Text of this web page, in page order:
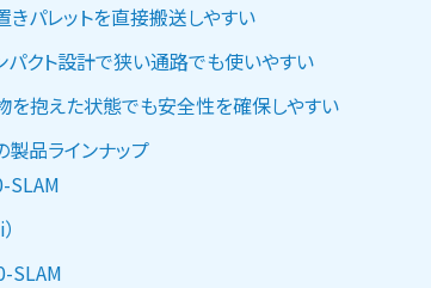
きパレットを直接搬送しやすい
パクト設計で狭い通路でも使いやすい
を抱えた状態でも安全性を確保しやすい
品ラインナップ
SLAM
SLAM